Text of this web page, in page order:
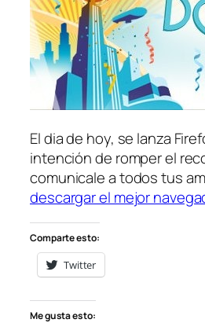
El dia de hoy, se lanza
intención de romper el
comunicale a todos tus
descargar el mejor
Comparte esto:
Twitter
Me gusta esto: